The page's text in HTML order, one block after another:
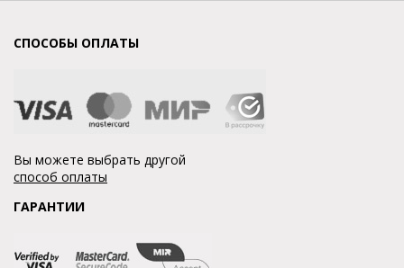
СПОСОБЫ ОПЛАТЫ
Вы можете выбрать другой
способ оплаты
ГАРАНТИИ